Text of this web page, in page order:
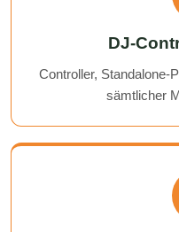
DJ-
Controller, Standalone-
sämtlicher